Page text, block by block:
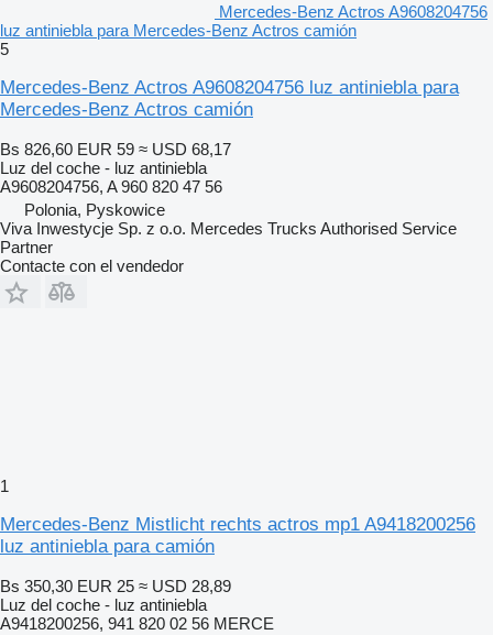
Mercedes-Benz Actros A9608204756
luz antiniebla para Mercedes-Benz Actros camión
5
Mercedes-Benz Actros A9608204756 luz antiniebla para
Mercedes-Benz Actros camión
Bs 826,60 EUR 59 ≈ USD 68,17
Luz del coche - luz antiniebla
A9608204756, A 960 820 47 56
Polonia, Pyskowice
Viva Inwestycje Sp. z o.o. Mercedes Trucks Authorised Service
Partner
Contacte con el vendedor
1
Mercedes-Benz Mistlicht rechts actros mp1 A9418200256
luz antiniebla para camión
Bs 350,30 EUR 25 ≈ USD 28,89
Luz del coche - luz antiniebla
A9418200256, 941 820 02 56 MERCE